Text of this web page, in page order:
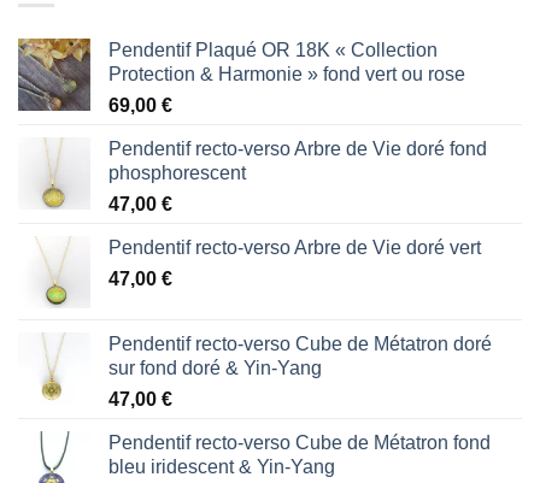
Pendentif Plaqué OR 18K « Collection
Protection & Harmonie » fond vert ou rose
69,00 €
Pendentif recto-verso Arbre de Vie doré fond
phosphorescent
47,00 €
Pendentif recto-verso Arbre de Vie doré vert
47,00 €
Pendentif recto-verso Cube de Métatron doré
sur fond doré & Yin-Yang
47,00 €
Pendentif recto-verso Cube de Métatron fond
bleu iridescent & Yin-Yang